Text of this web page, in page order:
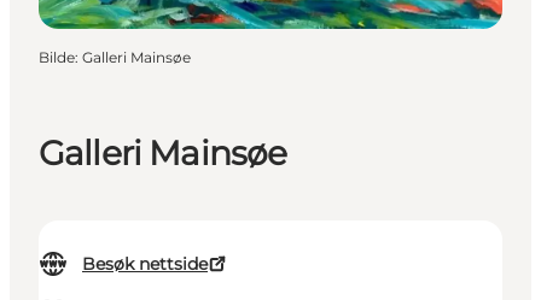
Galleri Mainsøe
Besøk nettside
Bilde: Galleri Mainsøe